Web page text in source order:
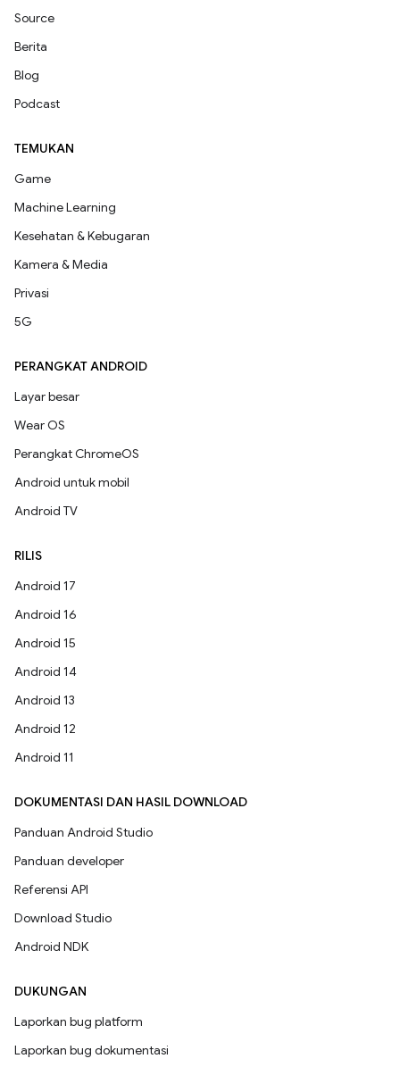
Source
Berita
Blog
Podcast
TEMUKAN
Game
Machine Learning
Kesehatan & Kebugaran
Kamera & Media
Privasi
5G
PERANGKAT ANDROID
Layar besar
Wear OS
Perangkat ChromeOS
Android untuk mobil
Android TV
RILIS
Android 17
Android 16
Android 15
Android 14
Android 13
Android 12
Android 11
DOKUMENTASI DAN HASIL DOWNLOAD
Panduan Android Studio
Panduan developer
Referensi API
Download Studio
Android NDK
DUKUNGAN
Laporkan bug platform
Laporkan bug dokumentasi